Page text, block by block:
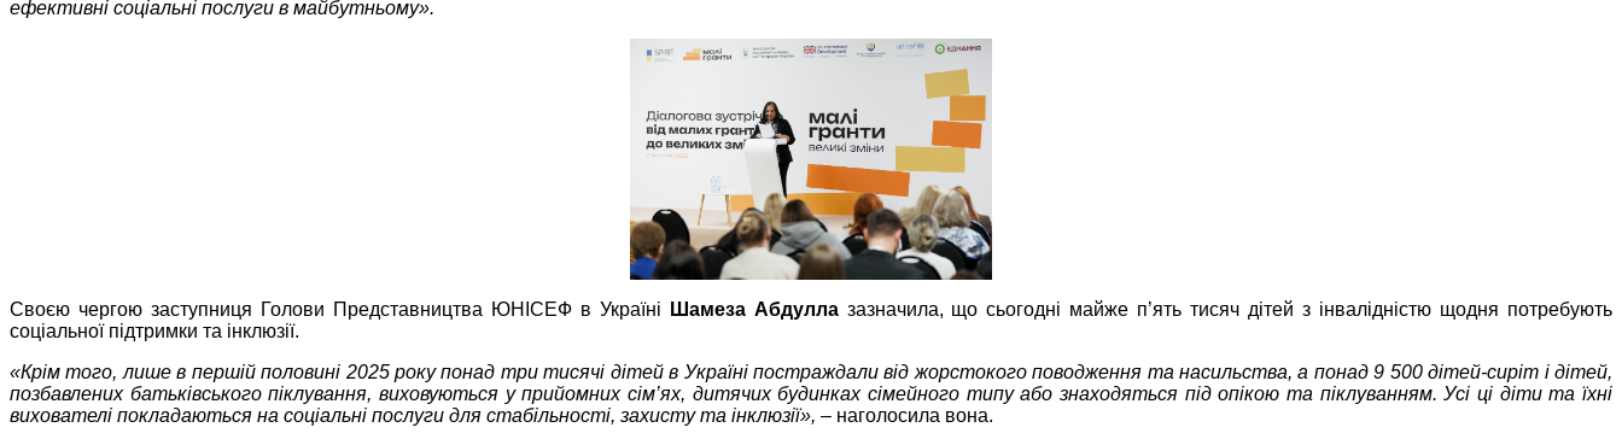
ефективні соціальні послуги в майбутньому».
Своєю чергою заступниця Голови Представництва ЮНІСЕФ в Україні Шамеза Абдуллазазначила, що сьогодні майже п’ять тисяч дітей з інвалідністю щодня потребують
соціальної підтримки та інклюзії.
«Крім того, лише в першій половині 2025 року понад три тисячі дітей в Україні постраждали від жорстокого поводження та насильства, а понад 9 500 дітей-сиріт і дітей,
позбавлених батьківського піклування, виховуються у прийомних сім’ях, дитячих будинках сімейного типу або знаходяться під опікою та піклуванням. Усі ці діти та їхні
вихователі покладаються на соціальні послуги для стабільності, захисту та інклюзії», – наголосила вона.